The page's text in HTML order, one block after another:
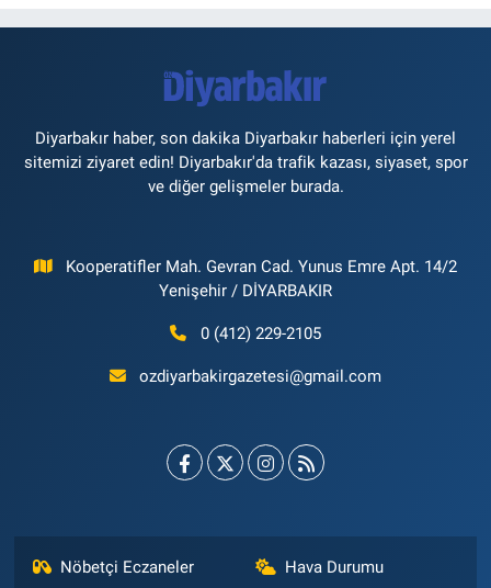
Diyarbakır haber, son dakika Diyarbakır haberleri için yerel
sitemizi ziyaret edin! Diyarbakır'da trafik kazası, siyaset, spor
ve diğer gelişmeler burada.
Kooperatifler Mah. Gevran Cad. Yunus Emre Apt. 14/2
Yenişehir / DİYARBAKIR
0 (412) 229-2105
ozdiyarbakirgazetesi@gmail.com
Nöbetçi Eczaneler Hava Durumu